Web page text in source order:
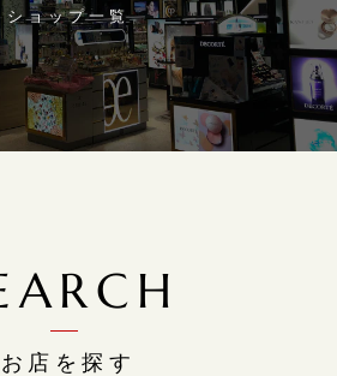
ショップ一覧
お店を探す